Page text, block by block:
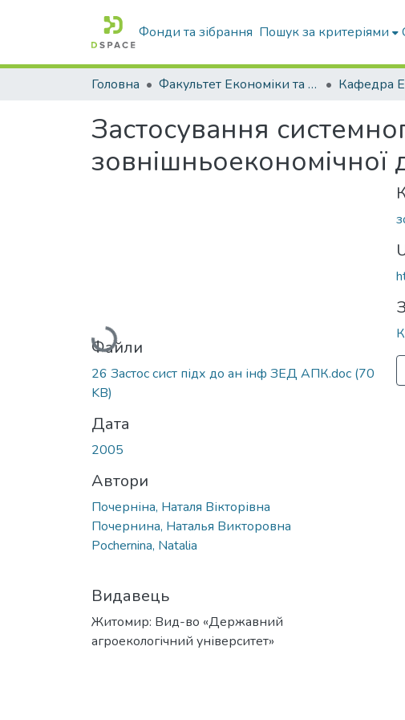
Фонди та зібрання Пошук за критеріями
Головна Факультет Економіки та бізнесу
Застосування
зовнішньоекономічної
Вантажиться...
Файли
26 Застос сист підх до ан інф ЗЕД АПК.doc (70
KB)
Дата
2005
Автори
Почерніна, Наталя Вікторівна
Почернина, Наталья Викторовна
Pochernina, Natalia
Видавець
Житомир: Вид-во «Державний
агроекологічний університет»